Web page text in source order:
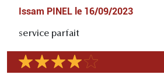
Issam PINEL le 16/09/2023
service parfait